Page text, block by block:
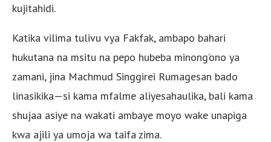
kujitahidi.
Katika vilima tulivu vya Fakfak, ambapo bahari
hukutana na msitu na pepo hubeba minong’ono ya
zamani, jina Machmud Singgirei Rumagesan bado
linasikika—si kama mfalme aliyesahaulika, bali kama
shujaa asiye na wakati ambaye moyo wake unapiga
kwa ajili ya umoja wa taifa zima.